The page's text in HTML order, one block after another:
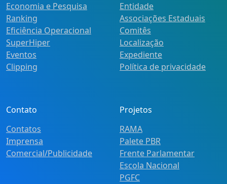
Economia e Pesquisa
Ranking
Eficiência Operacional
SuperHiper
Eventos
Clipping
Entidade
Associações Estaduais
Comitês
Localização
Expediente
Política de privacidade
Contato
Contatos
Imprensa
Comercial/Publicidade
Projetos
RAMA
Palete PBR
Frente Parlamentar
Escola Nacional
PGFC